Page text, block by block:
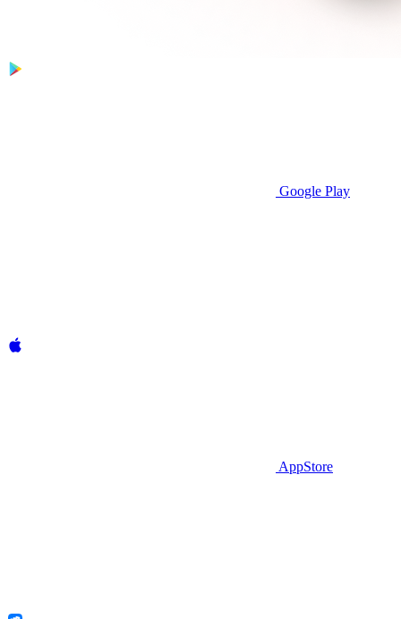
Google Play
AppStore